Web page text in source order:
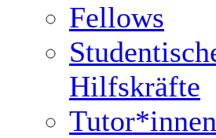
Fellows
Hilfskräfte
Tutor*innen